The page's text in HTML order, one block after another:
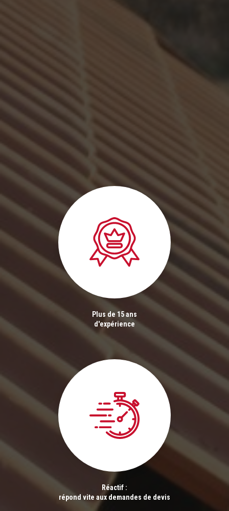
Plus de 15 ans
d'expérience
Réactif :
répond vite aux demandes de devis